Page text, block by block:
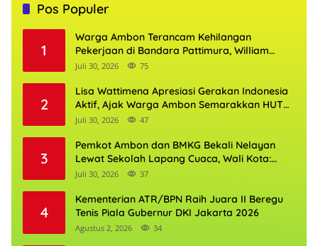
Pos Populer
1
Warga Ambon Terancam Kehilangan
Pekerjaan di Bandara Pattimura, William
Mairuhu Desak Maskapai Utamakan Tenaga
Juli 30, 2026 75
2
Lisa Wattimena Apresiasi Gerakan Indonesia
Aktif, Ajak Warga Ambon Semarakkan HUT
RI dan HUT Provinsi Maluku
Juli 30, 2026 47
3
Pemkot Ambon dan BMKG Bekali Nelayan
Lewat Sekolah Lapang Cuaca, Wali Kota:
Keselamatan Harus Jadi Prioritas
Juli 30, 2026 37
4
Kementerian ATR/BPN Raih Juara II Beregu
Tenis Piala Gubernur DKI Jakarta 2026
Agustus 2, 2026 34